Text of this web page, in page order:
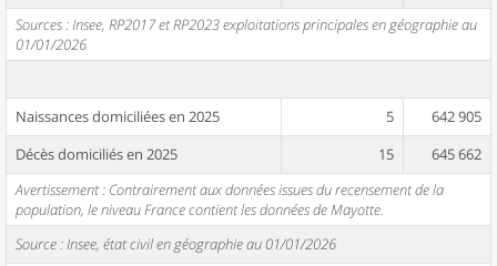
Sources : Insee, RP2017 et RP2023 exploitations principales en géographie au
01/01/2026
Naissances domiciliées en 2025 5
642 905
Décès domiciliés en 2025
15
645 662
Avertissement : Contrairement aux données issues du recensement de la
population, le niveau France contient les données de Mayotte.
Source : Insee, état civil en géographie au 01/01/2026